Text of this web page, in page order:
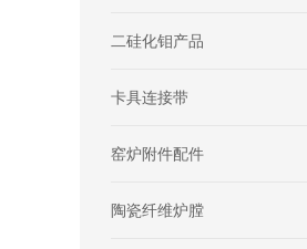
二硅化钼产品
卡具连接带
窑炉附件配件
陶瓷纤维炉膛